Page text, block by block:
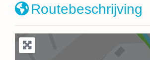
Routebeschrijving